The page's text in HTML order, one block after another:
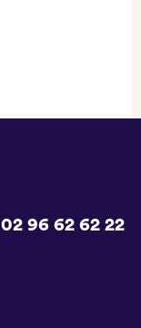
02 96 62 62 22